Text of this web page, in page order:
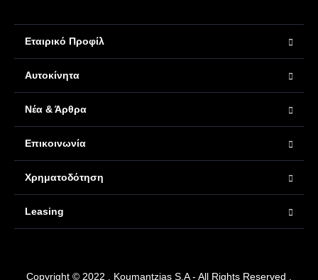
Εταιρικό Προφίλ
Αυτοκίνητα
Νέα & Άρθρα
Επικοινωνία
Χρηματοδότηση
Leasing
Copyright © 2022 . Koumantzias S.A - All Rights Reserved .